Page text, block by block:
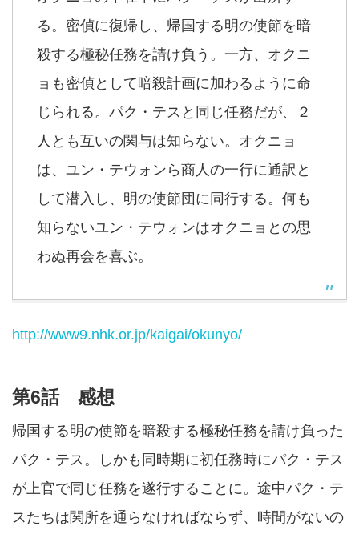
る。密偵に復帰し、帰国する明の使節を暗
殺する極秘任務を請け負う。一方、オクニ
ョも密偵として暗殺計画に加わるように命
じられる。パク・テスと同じ任務だが、２
人とも互いの関与は知らない。オクニョ
は、ユン・テウォンら商人の一行に通訳と
して潜入し、明の使節団に同行する。何も
知らないユン・テウォンはオクニョとの思
わぬ再会を喜ぶ。
http://www9.nhk.or.jp/kaigai/okunyo/
第6話 感想
帰国する明の使節を暗殺する極秘任務を請け負った
パク・テス。しかも同時期に初任務時にパク・テス
が上官で同じ任務を遂行することに。途中パク・テ
スたちは関所を通らなければならず、時間がないの